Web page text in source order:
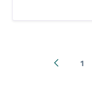
Pagina1